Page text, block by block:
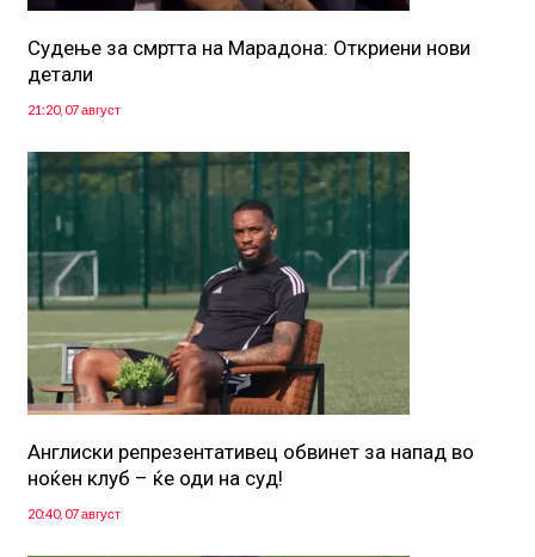
Судење за смртта на Марадона: Откриени нови
детали
21:20, 07 август
Англиски репрезентативец обвинет за напад во
ноќен клуб – ќе оди на суд!
20:40, 07 август